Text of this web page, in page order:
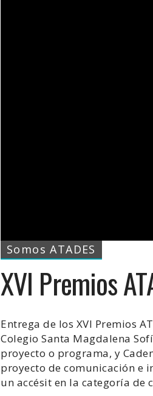
Somos ATADES
XVI Premios
Entrega de los XVI Premios
Colegio Santa Magdalena
proyecto o programa, y
proyecto de comunicación e
un accésit en la categoría de